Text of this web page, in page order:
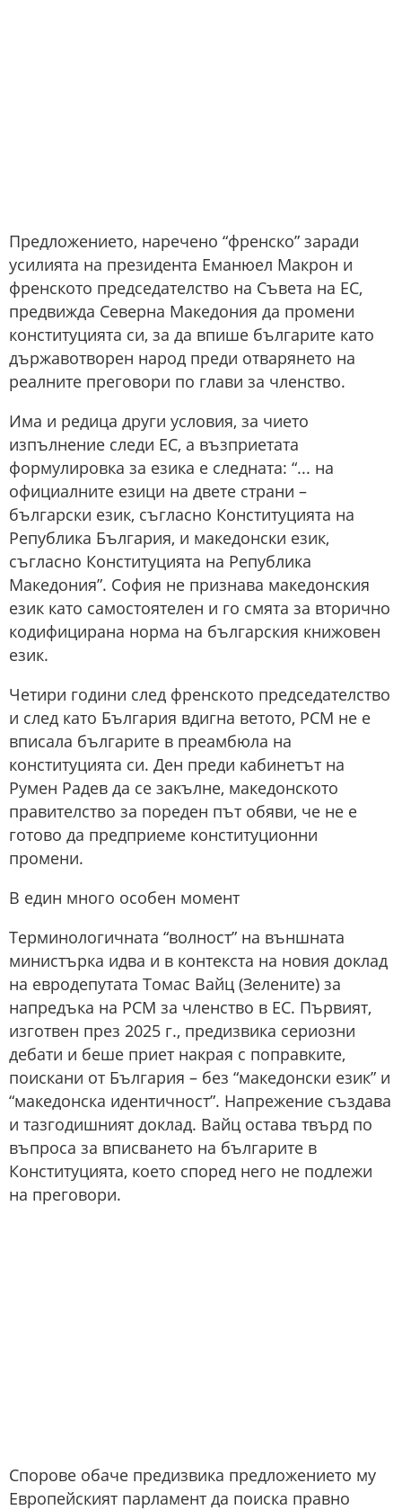
Предложението, наречено “френско” заради
усилията на президента Еманюел Макрон и
френското председателство на Съвета на ЕС,
предвижда Северна Македония да промени
конституцията си, за да впише българите като
държавотворен народ преди отварянето на
реалните преговори по глави за членство.
Има и редица други условия, за чието
изпълнение следи ЕС, а възприетата
формулировка за езика е следната: “... на
официалните езици на двете страни –
български език, съгласно Конституцията на
Република България, и македонски език,
съгласно Конституцията на Република
Македония”. София не признава македонския
език като самостоятелен и го смята за вторично
кодифицирана норма на българския книжовен
език.
Четири години след френското председателство
и след като България вдигна ветото, РСМ не е
вписала българите в преамбюла на
конституцията си. Ден преди кабинетът на
Румен Радев да се закълне, македонското
правителство за пореден път обяви, че не е
готово да предприеме конституционни
промени.
В един много особен момент
Терминологичната “волност” на външната
министърка идва и в контекста на новия доклад
на евродепутата Томас Вайц (Зелените) за
напредъка на РСМ за членство в ЕС. Първият,
изготвен през 2025 г., предизвика сериозни
дебати и беше приет накрая с поправките,
поискани от България – без “македонски език” и
“македонска идентичност”. Напрежение създава
и тазгодишният доклад. Вайц остава твърд по
въпроса за вписването на българите в
Конституцията, което според него не подлежи
на преговори.
Спорове обаче предизвика предложението му
Европейският парламент да поиска правно